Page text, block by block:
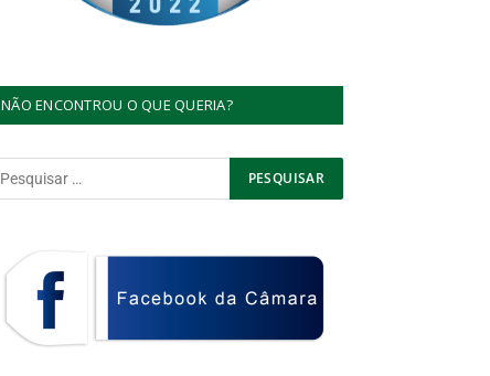
NÃO ENCONTROU O QUE QUERIA?